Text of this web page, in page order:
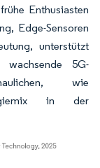
Enthusiasten
Edge-Sensoren
unterstützt
wachsende 5G-
wie
in der